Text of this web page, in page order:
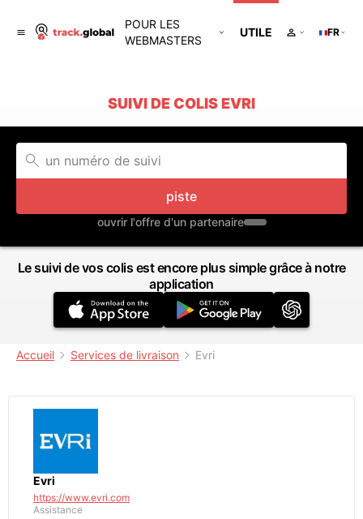
POUR LES
WEBMASTERS
UTILE FR
SUIVI DE COLIS EVRI
piste
ouvrir l'offre d'un partenaire
Le suivi de vos colis est encore plus simple grâce à notre
application
Accueil Services de livraison Evri
Evri
https://www.evri.com
Assistance